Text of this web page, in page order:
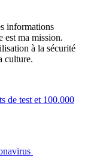
informations
est ma mission.
à la sécurité
culture.
de test et 100.000